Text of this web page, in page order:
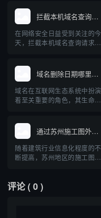
的价格，以及查询的流程和注
意事项。本文将为您详细介绍
当前中国市场中商标域名查询
的费用区间、查询方式，并就
拦截本机域名查询请求
在网络安全日益受到关注的今
天，拦截本机域名查询请求成
询请求”的基本概念、常见应用
场景、潜在风险以及拦截方式
进行了详细解析，并提供了实
际操作方法与注意事项，为读
域名删除日期哪里查询最权威
域名在互联网生态系统中扮演
着至关重要的角色，其生命周
户的关注。了解域名的删除日
期，有助于把握抢注时机，规
避法律与业务风险。然而，如
何准确、权威地查询域名删除
通过苏州施工图外包查询域名
随着建筑行业信息化程度的不
断提高，苏州地区的施工图外
人不仅可以高效寻找外包合作
方，还能降低沟通成本，提高
评论( 0 )